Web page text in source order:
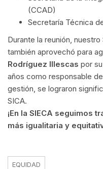
(CCAD)
Secretaría Técnica
Durante la reunión,
también aprovechó para
Rodríguez Illescas por
años como responsable
gestión, se lograron
SICA.
¡En la SIECA seguimos
más igualitaria y
EQUIDAD